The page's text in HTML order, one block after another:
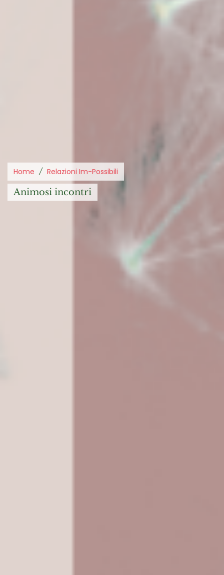
Home Relazioni Im-Possibili
animosi incontri